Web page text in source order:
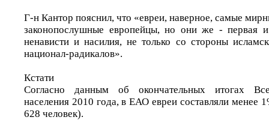
Г-н Кантор пояснил, что «евреи, наверное, самые
законопослушные европейцы, но они же - первая
ненависти и насилия, не только со стороны
национал-радикалов».
Кстати
Согласно данным об окончательных итогах
населения 2010 года, в ЕАО евреи составляли менее
628 человек).